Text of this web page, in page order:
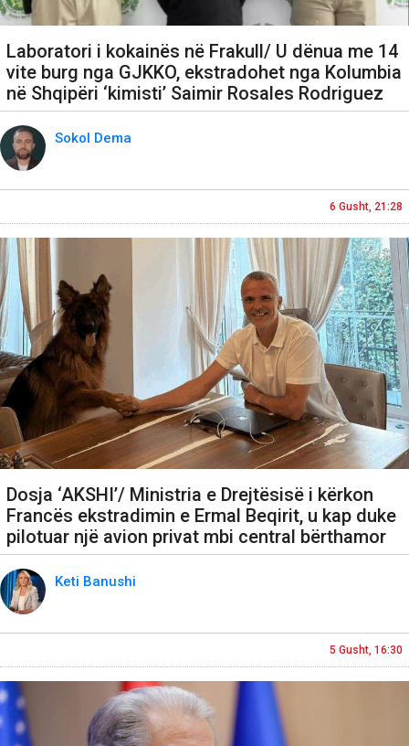
Laboratori i kokainës në Frakull/ U dënua me 14
vite burg nga GJKKO, ekstradohet nga Kolumbia
në Shqipëri ‘kimisti’ Saimir Rosales Rodriguez
Sokol Dema
6 Gusht, 21:28
Dosja ‘AKSHI’/ Ministria e Drejtësisë i kërkon
Francës ekstradimin e Ermal Beqirit, u kap duke
pilotuar një avion privat mbi central bërthamor
Keti Banushi
5 Gusht, 16:30